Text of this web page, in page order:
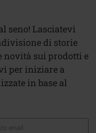
seno! Lasciatevi
di storie
sui prodotti e
per iniziare a
in base al